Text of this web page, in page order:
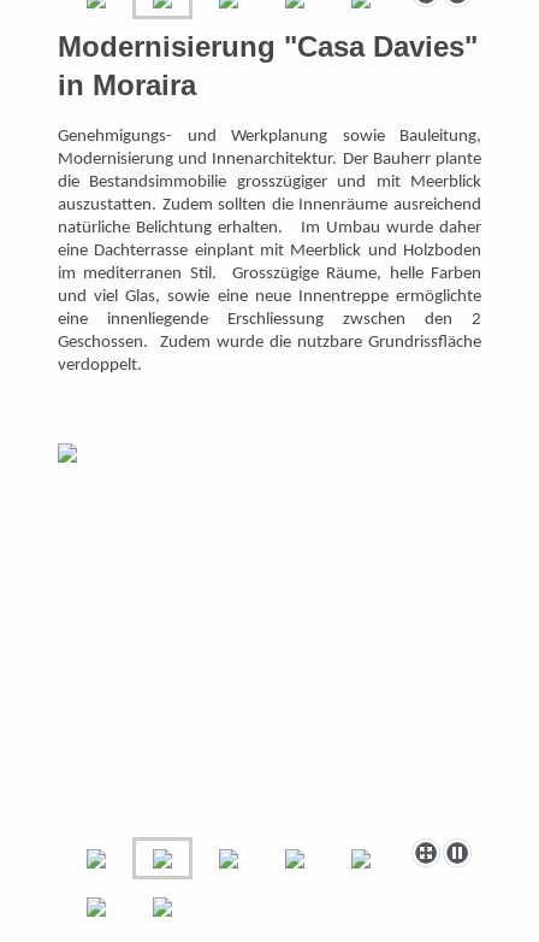
Modernisierung "Casa Davies"
in Moraira
Genehmigungs- und Werkplanung sowie Bauleitung,
Modernisierung und Innenarchitektur. Der Bauherr plante
die Bestandsimmobilie grosszügiger und mit Meerblick
auszustatten. Zudem sollten die Innenräume ausreichend
natürliche Belichtung erhalten. Im Umbau wurde daher
eine Dachterrasse einplant mit Meerblick und Holzboden
im mediterranen Stil. Grosszügige Räume, helle Farben
und viel Glas, sowie eine neue Innentreppe ermöglichte
eine innenliegende Erschliessung zwschen den 2
Geschossen. Zudem wurde die nutzbare Grundrissfläche
verdoppelt.